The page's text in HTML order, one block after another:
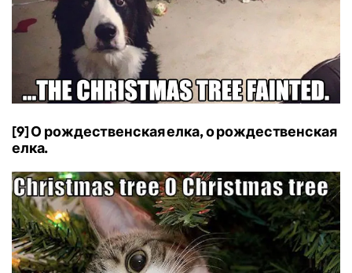
[9] О рождественская елка, о рождественская
елка.